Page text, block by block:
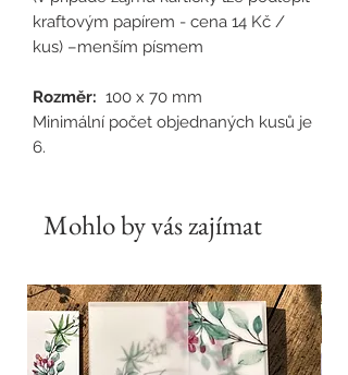
kraftovým papírem - cena 14 Kč /
kus) –menším písmem
Rozměr: 100 x 70 mm
Minimální počet objednaných kusů je
6.
Mohlo by vás zajímat